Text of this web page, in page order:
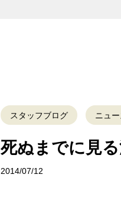
スタッフブログ ニュー
死ぬまでに見
2014/07/12